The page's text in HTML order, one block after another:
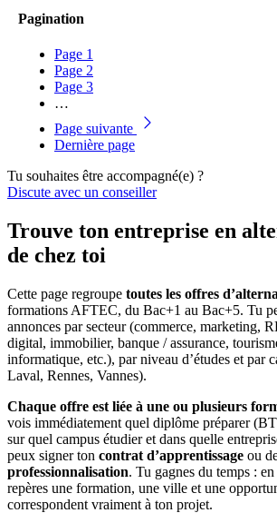
Pagination
Page 1
Page 2
Page 3
…
Page suivante
Dernière page
Tu souhaites être accompagné(e) ?
Discute avec un conseiller
Trouve ton entreprise en
de chez toi
Cette page regroupe toutes les offres
formations AFTEC, du Bac+1 au Bac+5. Tu
annonces par secteur (commerce, marketing,
digital, immobilier, banque / assurance,
informatique, etc.), par niveau d’études et par
Laval, Rennes, Vannes).
Chaque offre est liée à une ou plusieurs
vois immédiatement quel diplôme préparer
sur quel campus étudier et dans quelle
peux signer ton contrat d’apprentissage ou
professionnalisation. Tu gagnes du temps :
repères une formation, une ville et une
correspondent vraiment à ton projet.